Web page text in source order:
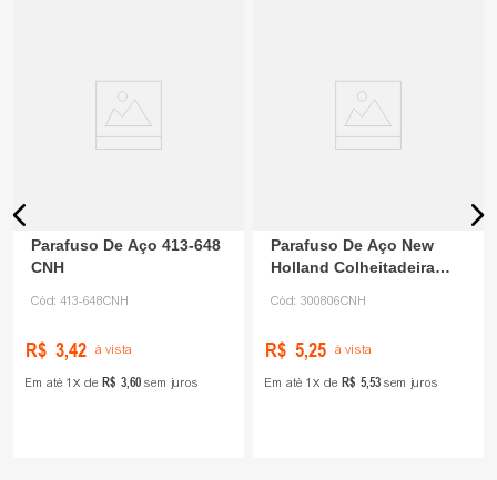
Parafuso De Aço 413-648
CNH
Cód:413-648CNH
R$ 3,42 à vista
Em até 1 de R$ 360 sem juros
Parafuso De Aço New
Holland Colheitadeira
Cód: 300806CNH
R$ 5,25 à vista
Em até 1 de R$ 553 sem juros